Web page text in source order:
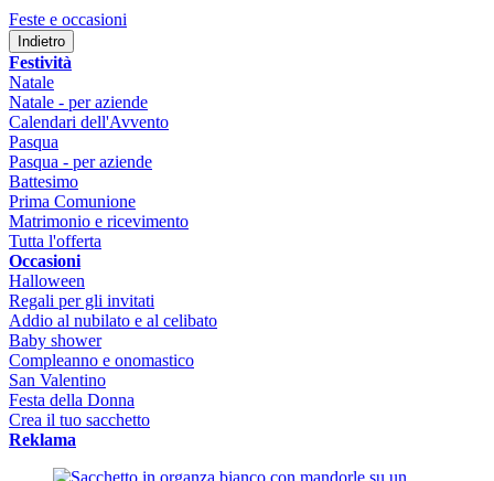
Feste e occasioni
Indietro
Festività
Natale
Natale - per aziende
Calendari dell'Avvento
Pasqua
Pasqua - per aziende
Battesimo
Prima Comunione
Matrimonio e ricevimento
Tutta l'offerta
Occasioni
Halloween
Regali per gli invitati
Addio al nubilato e al celibato
Baby shower
Compleanno e onomastico
San Valentino
Festa della Donna
Crea il tuo sacchetto
Reklama